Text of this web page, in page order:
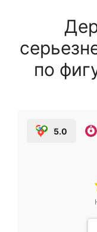
по
5.0